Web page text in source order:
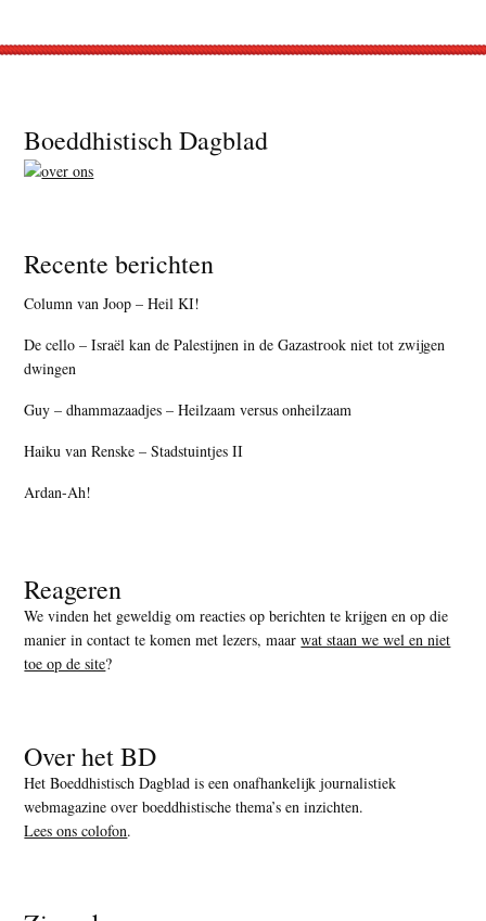
Footer
Boeddhistisch Dagblad
Recente berichten
Column van Joop – Heil KI!
De cello – Israël kan de Palestijnen in de Gazastrook niet tot zwijgen
dwingen
Guy – dhammazaadjes – Heilzaam versus onheilzaam
Haiku van Renske – Stadstuintjes II
Ardan-Ah!
Reageren
We vinden het geweldig om reacties op berichten te krijgen en op die
manier in contact te komen met lezers, maarwat staan we wel en niet
toe op de site?
Over het BD
Het Boeddhistisch Dagblad is een onafhankelijk journalistiek
webmagazine over boeddhistische thema’s en inzichten.
Lees ons colofon.